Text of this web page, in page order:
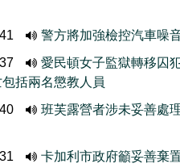
警方將加強檢控汽車噪
愛民頓女子監獄轉移囚
括兩名懲教人員
班芙露營者涉未妥善處
卡加利市政府籲妥善棄